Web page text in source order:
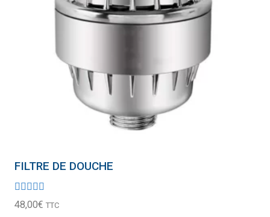
FILTRE DE DOUCHE
Note
5.00
48,00€ TTC